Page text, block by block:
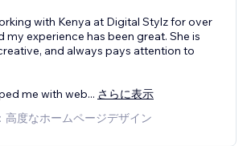
with Kenya at Digital Stylz for over
my experience has been great. She is
and always pays attention to
me with web... さらに表示
高度なホームページデザイン